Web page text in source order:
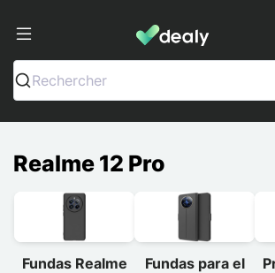
Dealy - Fundas y
Rechercher
Realme 12 Pro
Fundas Realme
Fundas para el